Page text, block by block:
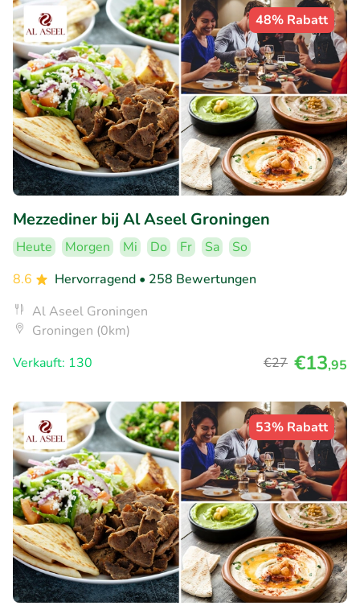
48% Rabatt
Mezzediner bij Al Aseel Groningen
Heute Morgen Mi Do Fr Sa
So
8.6
Hervorragend • 258 Bewertungen
Al Aseel Groningen
Groningen (0km)
Verkauft: 130
€27 €13,95
53% Rabatt